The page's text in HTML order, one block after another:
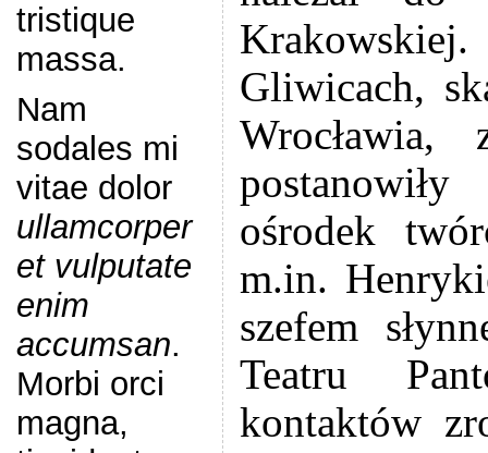
tristique
massa.
Nam
sodales mi
vitae dolor
ullamcorper
et vulputate
enim
accumsan.
Morbi orci
magna,
Krakowskiej.
Gliwicach,
Wrocławia,
ośrodek
m.in.
szefem
Teatru
kontaktów